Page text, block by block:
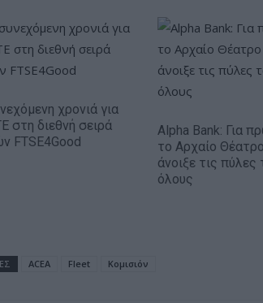
χρονιά για
στη διεθνή σειρά
FTSE4Good
Alpha Bank: Για
το Αρχαίο
άνοιξε τις πύλες
όλους
ACEA Fleet Κομισιόν